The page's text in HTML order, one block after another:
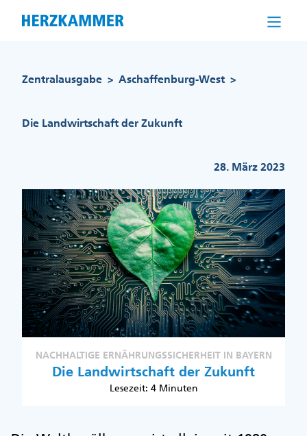
Zentralausgabe > Aschaffenburg-West >
Die Landwirtschaft der Zukunft
28. März 2023
NACHHALTIGE ERNÄHRUNGSSICHERHEIT IN BAYERN
Die Landwirtschaft der Zukunft
Lesezeit: 4 Minuten